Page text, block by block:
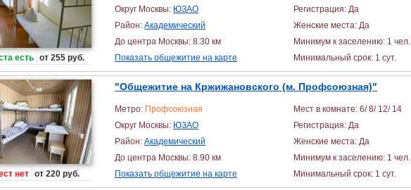
есть от 255 руб.
Округ Москвы: ЮЗАО
Район:Академический
До центра Москвы: 8.30 км
Показать общежитие на карте
Регистрация: Да
Женские места: Да
Минимум к заселению: 1 чел.
Минимальный срок: 1 сут.
"Общежитие на Кржижановского (м. Профсоюзная)"
нет от 220 руб.
Метро: Профсоюзная
Округ Москвы: ЮЗАО
Район:Академический
До центра Москвы: 8.90 км
Показать общежитие на карте
Мест в комнате: 6/ 8/ 12/ 14
Регистрация: Да
Женские места: Да
Минимум к заселению: 1 чел.
Минимальный срок: 1 сут.